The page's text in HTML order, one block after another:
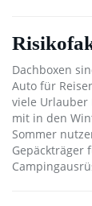
Dachboxen
Auto für
viele Urlauber
mit in den
Sommer
Gepäckträger